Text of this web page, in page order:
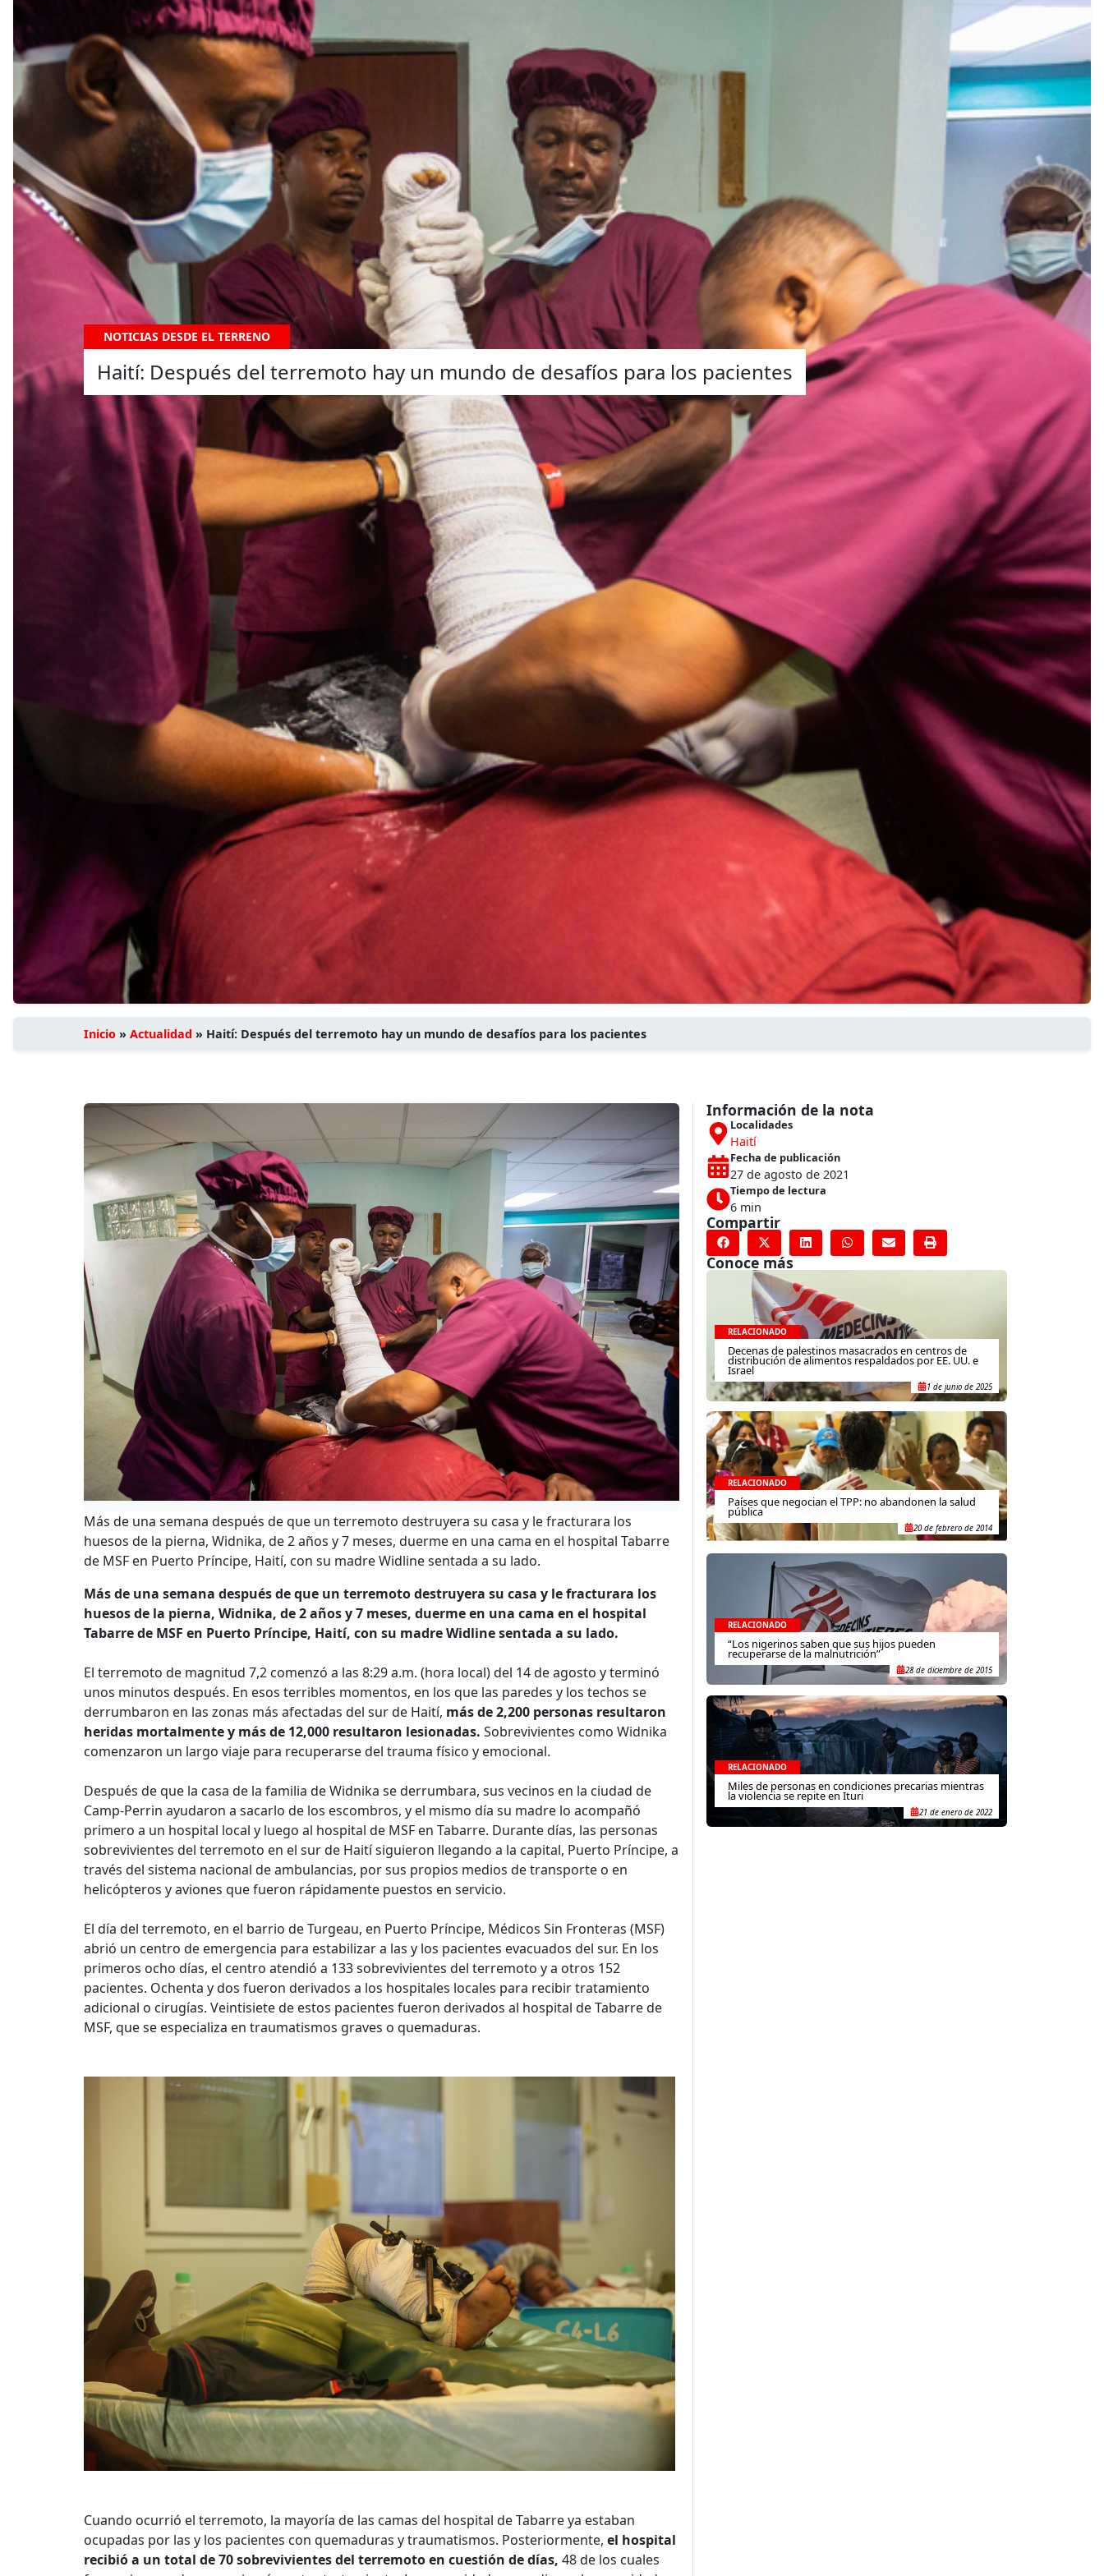
NOTICIAS DESDE EL TERRENO
Haití: Después del terremoto hay un mundo de desafíos para los pacientes
Inicio » Actualidad » Haití: Después del terremoto hay un mundo de desafíos para los pacientes
Más de una semana después de que un terremoto destruyera su casa y le fracturara los
huesos de la pierna, Widnika, de 2 años y 7 meses, duerme en una cama en el hospital Tabarre
de MSF en Puerto Príncipe, Haití, con su madre Widline sentada a su lado.
Más de una semana después de que un terremoto destruyera su casa y le fracturara los
huesos de la pierna, Widnika, de 2 años y 7 meses, duerme en una cama en el hospital
Tabarre de MSF en Puerto Príncipe, Haití, con su madre Widline sentada a su lado.
El terremoto de magnitud 7,2 comenzó a las 8:29 a.m. (hora local) del 14 de agosto y terminó
unos minutos después. En esos terribles momentos, en los que las paredes y los techos se
derrumbaron en las zonas más afectadas del sur de Haití, más de 2,200 personas resultaron
heridas mortalmente y más de 12,000 resultaron lesionadas. Sobrevivientes como Widnika
comenzaron un largo viaje para recuperarse del trauma físico y emocional.
Después de que la casa de la familia de Widnika se derrumbara, sus vecinos en la ciudad de
Camp-Perrin ayudaron a sacarlo de los escombros, y el mismo día su madre lo acompañó
primero a un hospital local y luego al hospital de MSF en Tabarre. Durante días, las personas
sobrevivientes del terremoto en el sur de Haití siguieron llegando a la capital, Puerto Príncipe, a
través del sistema nacional de ambulancias, por sus propios medios de transporte o en
helicópteros y aviones que fueron rápidamente puestos en servicio.
El día del terremoto, en el barrio de Turgeau, en Puerto Príncipe, Médicos Sin Fronteras (MSF)
abrió un centro de emergencia para estabilizar a las y los pacientes evacuados del sur. En los
primeros ocho días, el centro atendió a 133 sobrevivientes del terremoto y a otros 152
pacientes. Ochenta y dos fueron derivados a los hospitales locales para recibir tratamiento
adicional o cirugías. Veintisiete de estos pacientes fueron derivados al hospital de Tabarre de
MSF, que se especializa en traumatismos graves o quemaduras.
Cuando ocurrió el terremoto, la mayoría de las camas del hospital de Tabarre ya estaban
ocupadas por las y los pacientes con quemaduras y traumatismos. Posteriormente, el hospital
recibió a un total de 70 sobrevivientes del terremoto en cuestión de días, 48 de los cuales
Información de la nota
Localidades
Haití
Fecha de publicación
27 de agosto de 2021
Tiempo de lectura
6 min
Compartir
Conoce más
RELACIONADO
Decenas de palestinos masacrados en centros de
distribución de alimentos respaldados por EE. UU. e
Israel
1 de junio de 2025
RELACIONADO
Países que negocian el TPP: no abandonen la salud
pública
20 de febrero de 2014
RELACIONADO
“Los nigerinos saben que sus hijos pueden
recuperarse de la malnutrición”
28 de diciembre de 2015
RELACIONADO
Miles de personas en condiciones precarias mientras
la violencia se repite en Ituri
21 de enero de 2022